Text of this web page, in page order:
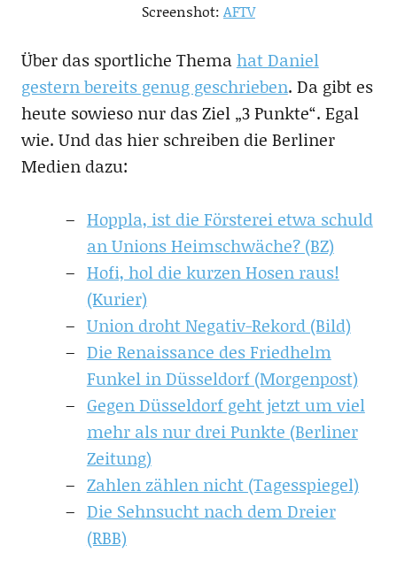
Screenshot: AFTV
Über das sportliche Themahat Daniel
gestern bereits genug geschrieben. Da gibt es
heute sowieso nur das Ziel „3 Punkte“. Egal
wie. Und das hier schreiben die Berliner
Medien dazu:
Hoppla, ist die Försterei etwa schuld
an Unions Heimschwäche? (BZ)
Hofi, hol die kurzen Hosen raus!
(Kurier)
Union droht Negativ-Rekord (Bild)
Die Renaissance des Friedhelm
Funkel in Düsseldorf (Morgenpost)
Gegen Düsseldorf geht jetzt um viel
mehr als nur drei Punkte (Berliner
Zeitung)
Zahlen zählen nicht (Tagesspiegel)
Die Sehnsucht nach dem Dreier
(RBB)